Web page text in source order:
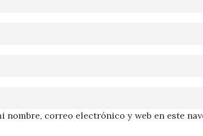
nombre, correo electrónico y web en este